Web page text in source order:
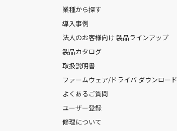
業種から探す
導入事例
法人のお客様向け 製品ラインアップ
製品カタログ
取扱説明書
ファームウェア/ドライバ ダウンロード
よくあるご質問
ユーザー登録
修理について